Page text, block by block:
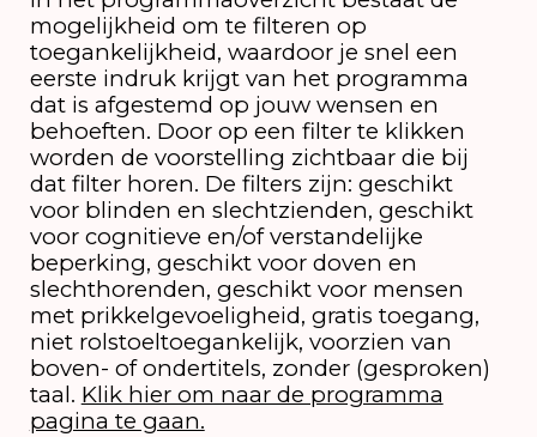
mogelijkheid om te filteren op
toegankelijkheid, waardoor je snel een
eerste indruk krijgt van het programma
dat is afgestemd op jouw wensen en
behoeften. Door op een filter te klikken
worden de voorstelling zichtbaar die bij
dat filter horen. De filters zijn: geschikt
voor blinden en slechtzienden, geschikt
voor cognitieve en/of verstandelijke
beperking, geschikt voor doven en
slechthorenden, geschikt voor mensen
met prikkelgevoeligheid, gratis toegang,
niet rolstoeltoegankelijk, voorzien van
boven- of ondertitels, zonder (gesproken)
taal. Klik hier om naar de programma
pagina te gaan.